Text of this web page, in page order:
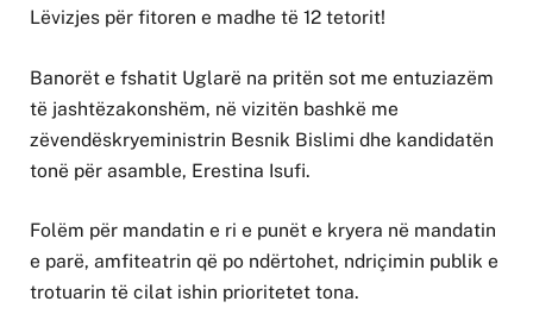
Lëvizjes për fitoren e madhe të 12 tetorit!
Banorët e fshatit Uglarë na pritën sot me entuziazëm
të jashtëzakonshëm, në vizitën bashkë me
zëvendëskryeministrin Besnik Bislimi dhe kandidatën
tonë për asamble, Erestina Isufi.
Folëm për mandatin e ri e punët e kryera në mandatin
e parë, amfiteatrin që po ndërtohet, ndriçimin publik e
trotuarin të cilat ishin prioritetet tona.